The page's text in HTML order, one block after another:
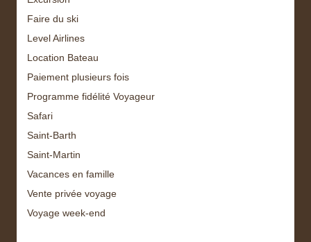
Faire du ski
Level Airlines
Location Bateau
Paiement plusieurs fois
Programme fidélité Voyageur
Safari
Saint-Barth
Saint-Martin
Vacances en famille
Vente privée voyage
Voyage week-end